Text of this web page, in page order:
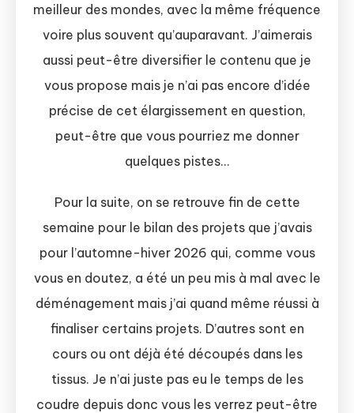
meilleur des mondes, avec la même fréquence
voire plus souvent qu’auparavant. J’aimerais
aussi peut-être diversifier le contenu que je
vous propose mais je n’ai pas encore d’idée
précise de cet élargissement en question,
peut-être que vous pourriez me donner
quelques pistes…
Pour la suite, on se retrouve fin de cette
semaine pour le bilan des projets que j’avais
pour l’automne-hiver 2026 qui, comme vous
vous en doutez, a été un peu mis à mal avec le
déménagement mais j’ai quand même réussi à
finaliser certains projets. D’autres sont en
cours ou ont déjà été découpés dans les
tissus. Je n’ai juste pas eu le temps de les
coudre depuis donc vous les verrez peut-être